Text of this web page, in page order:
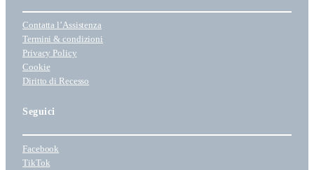
Contatta l’Assistenza
Termini & condizioni
Privacy Policy
Cookie
Diritto di Recesso
Seguici
Facebook
TikTok